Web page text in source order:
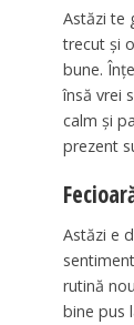
Astăzi te
trecut și
bune.
însă vrei
calm și
prezent
Astăzi e
rutină
bine pus